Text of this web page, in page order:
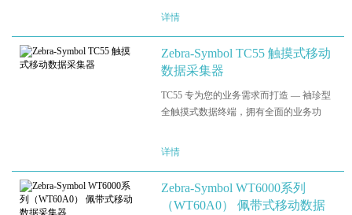
地服务于您的客户。您希望为他们提供一
详情
Zebra-Symbol TC55 触摸式移动
数据采集器
TC55 专为您的业务需求而打造 — 袖珍型
全触摸式数据终端，拥有全面的业务功
尚。业务级耐用性。具备让您的员工更智
详情
Zebra-Symbol WT6000系列
（WT60A0） 佩带式移动数据